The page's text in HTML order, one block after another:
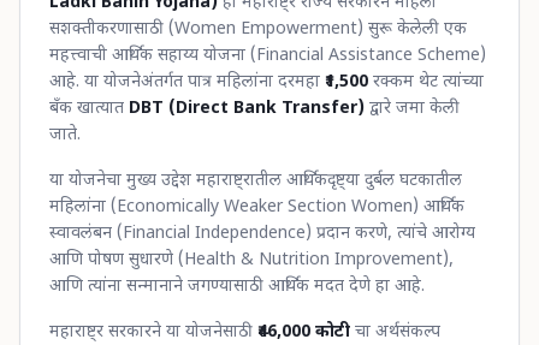
सशक्तीकरणासाठी (Women Empowerment) सुरू केलेली एक
महत्त्वाची आर्थिक सहाय्य योजना (Financial Assistance Scheme)
आहे. या योजनेअंतर्गत पात्र महिलांना दरमहा ₹1,500 रक्कम थेट त्यांच्या
बँक खात्यात DBT (Direct Bank Transfer) द्वारे जमा केली
जाते.
या योजनेचा मुख्य उद्देश महाराष्ट्रातील आर्थिकदृष्ट्या दुर्बल घटकातील
महिलांना (Economically Weaker Section Women) आर्थिक
स्वावलंबन (Financial Independence) प्रदान करणे, त्यांचे आरोग्य
आणि पोषण सुधारणे (Health & Nutrition Improvement),
आणि त्यांना सन्मानाने जगण्यासाठी आर्थिक मदत देणे हा आहे.
महाराष्ट्र सरकारने या योजनेसाठी ₹46,000 कोटी चा अर्थसंकल्प